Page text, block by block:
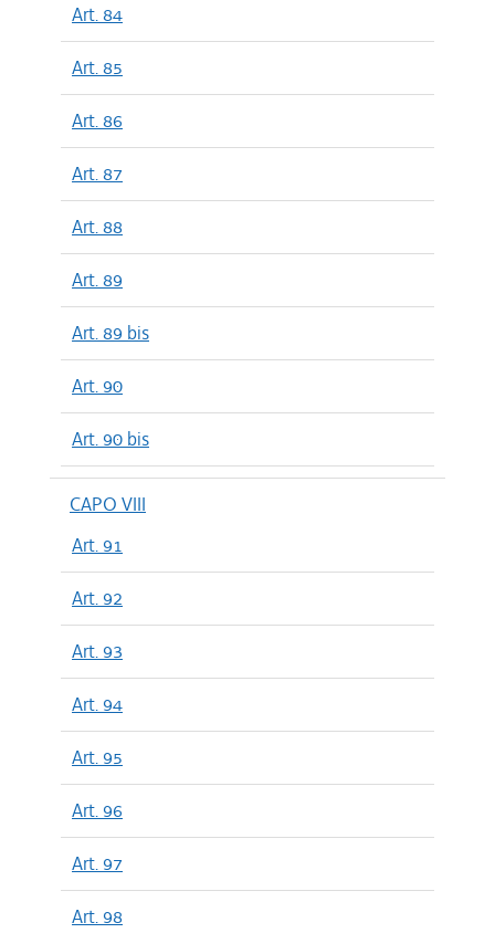
Art. 84
Art. 85
Art. 86
Art. 87
Art. 88
Art. 89
Art. 89 bis
Art. 90
Art. 90 bis
CAPO VIII
Art. 91
Art. 92
Art. 93
Art. 94
Art. 95
Art. 96
Art. 97
Art. 98